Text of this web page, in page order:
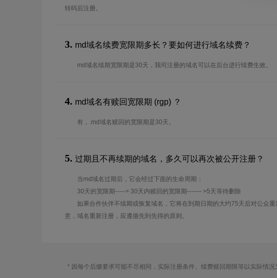
转码后注册。
3. md域名续费宽限期多长？要如何进行域名续费？
md域名续期宽限期是30天，我司注册的域名可以在后台进行续费生效。
4. md域名有赎回宽限期 (rgp) ？
有，.md域名赎回的宽限期是30天。
5. 过期且不再续期的域名，多久可以再次被公开注册？
当md域名过期后，它会经过下面的生命周期：
30天的宽限期-----> 30天内赎回的宽限期------- >5天等待删除
如果合作伙伴不续期或恢复域名，它将在到期日期的大约75天后对公众重
意，域名重新注册，应遵循先到先得的原则。
* 因每个后缀要求可能不尽相同，实际注册条件、续费赎回期限等以实际情况